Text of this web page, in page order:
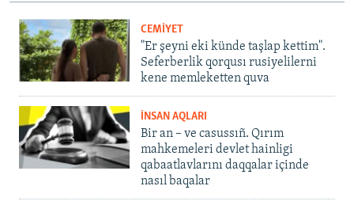
CEMİYET
"Er şeyni eki künde taşlap kettim".
Seferberlik qorqusı rusiyelilerni
kene memleketten quva
İNSAN AQLARI
Bir an – ve casussıñ. Qırım
mahkemeleri devlet hainligi
qabaatlavlarını daqqalar içinde
nasıl baqalar